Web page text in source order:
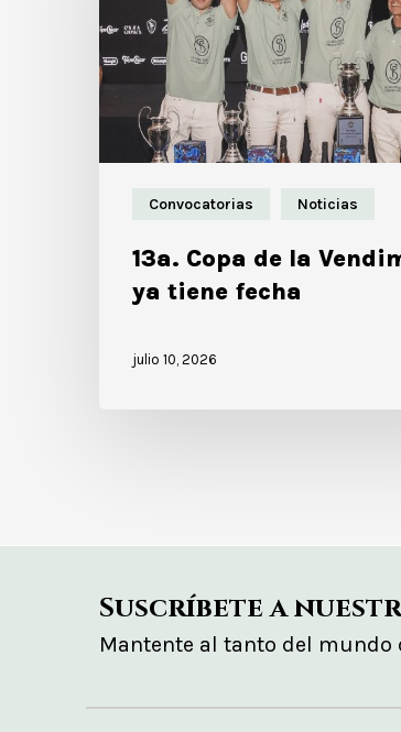
Convocatorias Noticias
13a. Copa de la
ya tiene fecha
julio 10, 2026
Suscríbete a
Mantente al tanto del mundo